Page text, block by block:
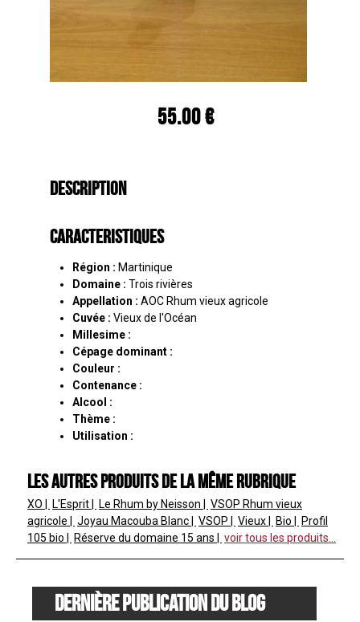
55.00 €
Description
Caracteristiques
Région : Martinique
Domaine : Trois rivières
Appellation : AOC Rhum vieux agricole
Cuvée : Vieux de l'Océan
Millesime :
Cépage dominant :
Couleur :
Contenance :
Alcool :
Thème :
Utilisation :
Les autres produits de la même rubrique
XO L'Esprit Le Rhum by Neisson VSOP Rhum vieux
agricole
Joyau Macouba Blanc VSOP Vieux Bio
Profil
105 bio
Réserve du domaine 15 ans voir tous les produits...
Dernière publication du blog